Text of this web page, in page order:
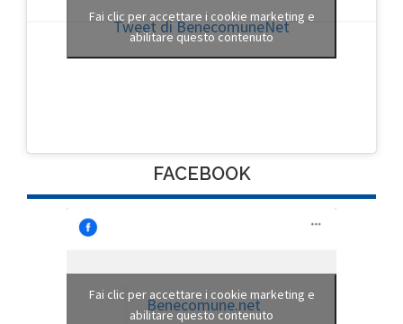
Tweet di BenecomuneNet
Fai clic per accettare i cookie marketing e
abilitare questo contenuto
FACEBOOK
Benecomune.net
Fai clic per accettare i cookie marketing e
abilitare questo contenuto